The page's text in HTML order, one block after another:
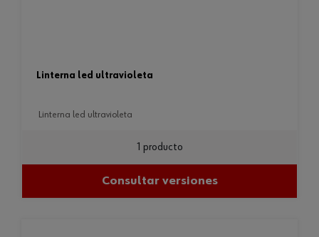
linterna led ultravioleta
linterna led ultravioleta
1 producto
Consultar versiones